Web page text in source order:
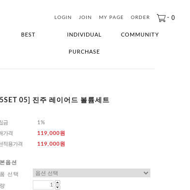
LOGIN JOIN MY PAGE ORDER - 0
BEST INDIVIDUAL
PURCHASE
COMMUNITY
05] 진주 레이어드 볼륨세트
금
1%
가격
119,000원
적용가격
119,000원
옵션
선택